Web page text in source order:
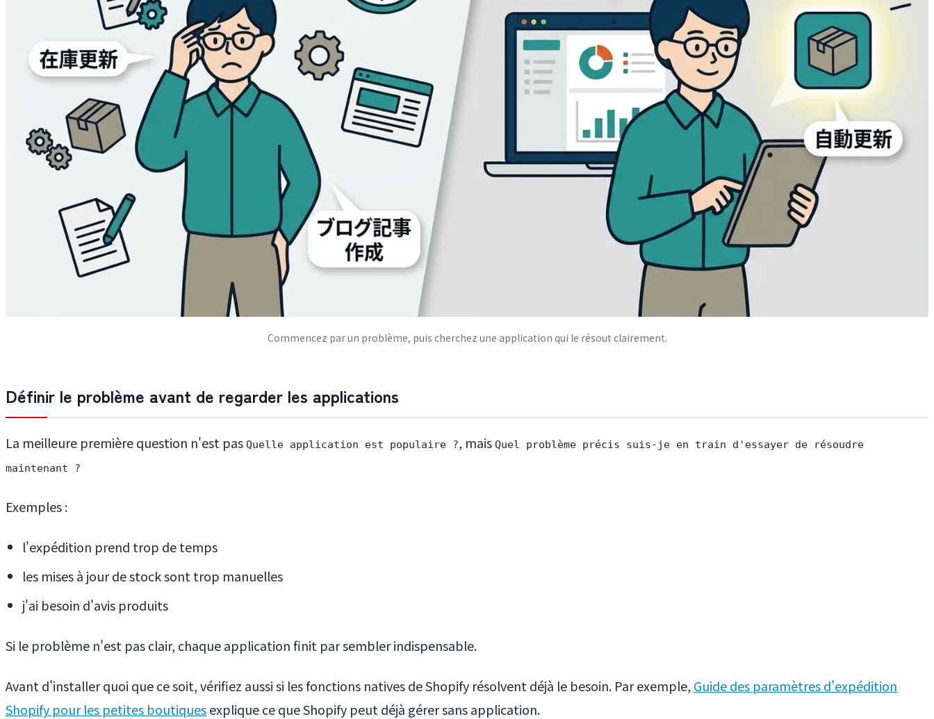
Commencez par un problème, puis cherchez une application qui le résout clairement.
Définir le problème avant de regarder les applications
La meilleure première question n'est pas Quelle application est populaire ?, mais Quel problème précis suis-je en train d'essayer de résoudre
maintenant ?
Exemples :
l'expédition prend trop de temps
les mises à jour de stock sont trop manuelles
j'ai besoin d'avis produits
Si le problème n'est pas clair, chaque application finit par sembler indispensable.
Avant d'installer quoi que ce soit, vérifiez aussi si les fonctions natives de Shopify résolvent déjà le besoin. Par exemple, Guide des paramètres d'expédition
Shopify pour les petites boutiquesexplique ce que Shopify peut déjà gérer sans application.